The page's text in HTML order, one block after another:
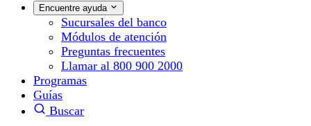
Encuentre ayuda
Sucursales del banco
Módulos de atención
Preguntas frecuentes
Llamar al 800 900 2000
Programas
Guías
Buscar